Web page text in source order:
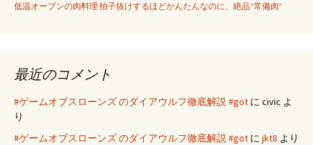
低温オーブンの肉料理 拍子抜けするほどかんたんなのに、絶品“常備肉”
最近のコメント
#ゲームオブスローンズ のダイアウルフ徹底解説 #got に civic よ
り
#ゲームオブスローンズ のダイアウルフ徹底解説 #got に jkt8 より